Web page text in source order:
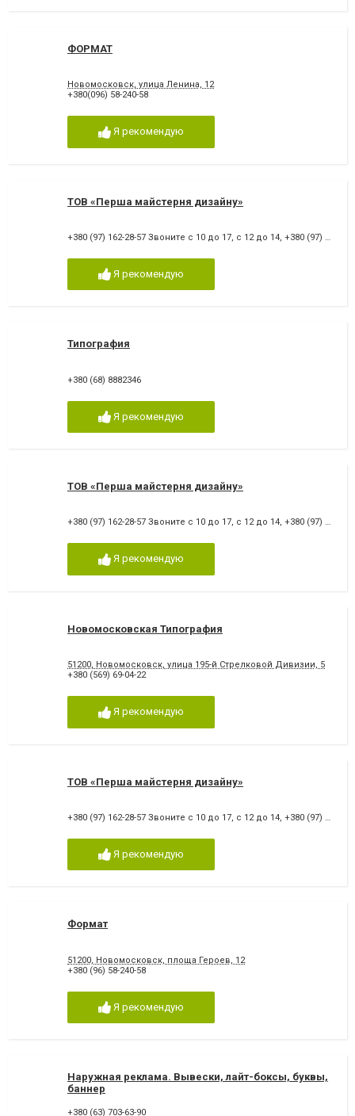
ФОРМАТ
Новомосковск, улица Ленина, 12
+380(096) 58-240-58
Я рекомендую
ТОВ «Перша майстерня дизайну»
+380 (97) 162-28-57 Звоните с 10 до 17, с 12 до 14, +380 (97) 162-28-57
Я рекомендую
Типография
+380 (68) 8882346
Я рекомендую
ТОВ «Перша майстерня дизайну»
+380 (97) 162-28-57 Звоните с 10 до 17, с 12 до 14, +380 (97) 162-28-57
Я рекомендую
Новомосковская Типография
51200, Новомосковск, улица 195-й Стрелковой Дивизии, 5
+380 (569) 69-04-22
Я рекомендую
ТОВ «Перша майстерня дизайну»
+380 (97) 162-28-57 Звоните с 10 до 17, с 12 до 14, +380 (97) 162-28-57
Я рекомендую
Формат
51200, Новомосковск, площа Героев, 12
+380 (96) 58-240-58
Я рекомендую
Наружная реклама. Вывески, лайт-боксы, буквы,
баннер
+380 (63) 703-63-90